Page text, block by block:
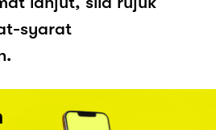
syarat